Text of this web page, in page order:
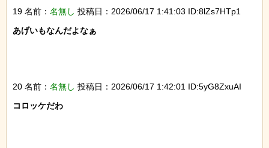
19 名前： 名無し 投稿日：2026/06/17 1:41:03 ID:8lZs7HTp1
あげいもなんだよなぁ
20 名前： 名無し 投稿日：2026/06/17 1:42:01 ID:5yG8ZxuAI
コロッケだわ